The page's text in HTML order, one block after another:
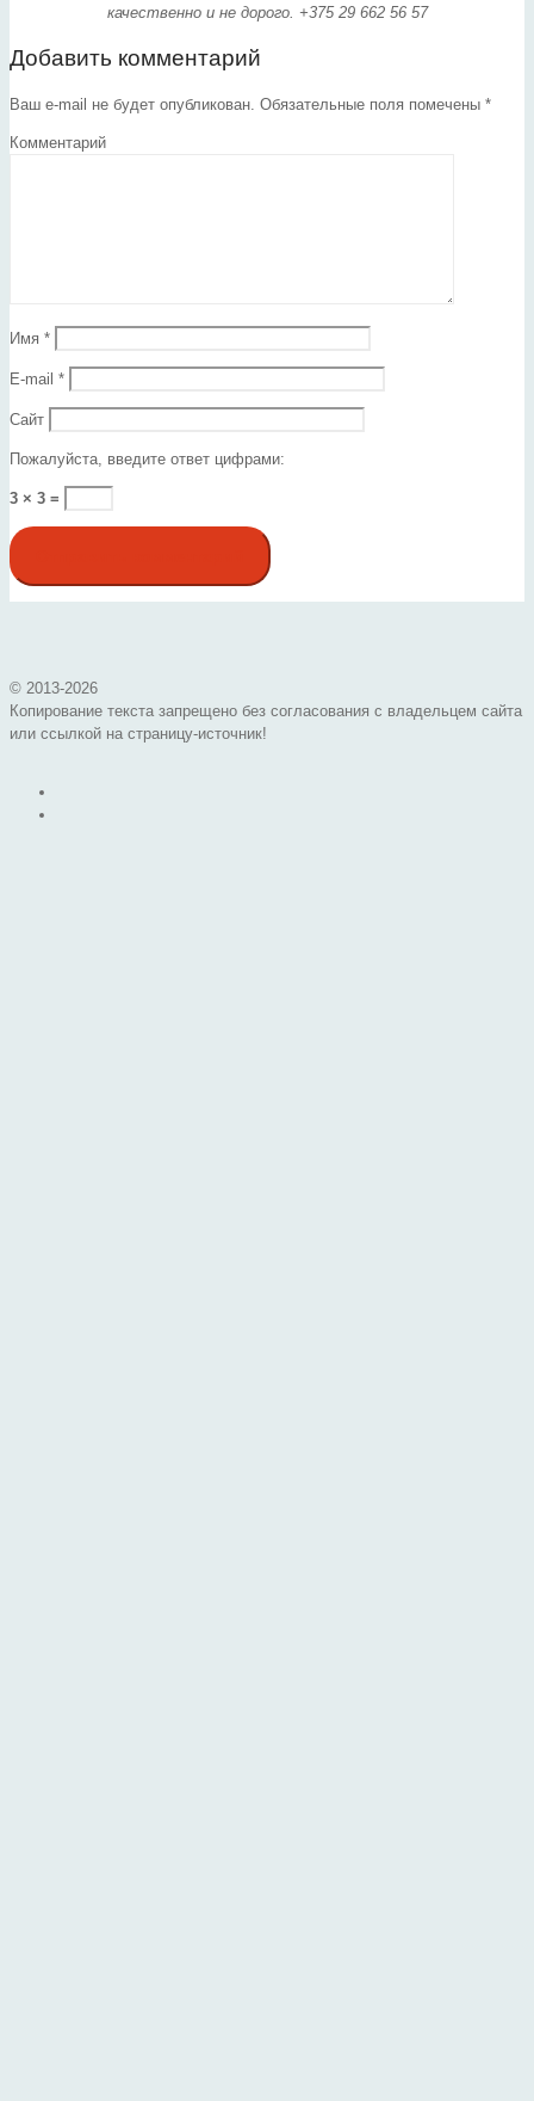
качественно и не дорого. +375 29 662 56 57
Добавить комментарий
Ваш e-mail не будет опубликован. Обязательные поля помечены *
Комментарий
Имя *
E-mail *
Сайт
Пожалуйста, введите ответ цифрами:
3 × 3 =
© 2013-2026
Копирование текста запрещено без согласования с владельцем сайта
или ссылкой на страницу-источник!